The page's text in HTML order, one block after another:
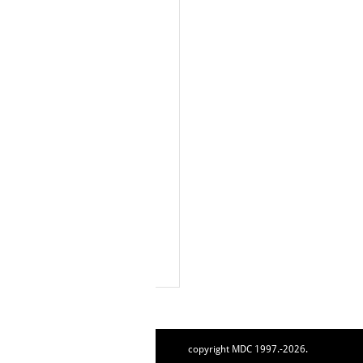
copyright MDC 1997.-2026.